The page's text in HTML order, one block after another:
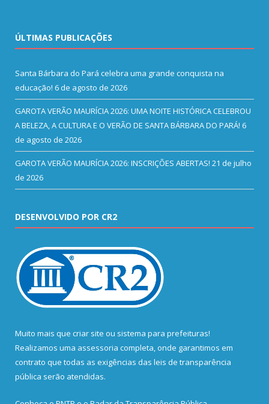
ÚLTIMAS PUBLICAÇÕES
Santa Bárbara do Pará celebra uma grande conquista na
educação! 6 de agosto de 2026
GAROTA VERÃO MAURÍCIA 2026: UMA NOITE HISTÓRICA CELEBROU
A BELEZA, A CULTURA E O VERÃO DE SANTA BÁRBARA DO PARÁ! 6
de agosto de 2026
GAROTA VERÃO MAURÍCIA 2026: INSCRIÇÕES ABERTAS! 21 de julho
de 2026
DESENVOLVIDO POR CR2
Muito mais que criar site ou sistema para prefeituras!
Realizamos uma assessoria completa, onde garantimos em
contrato que todas as exigências das leis de transparência
pública serão atendidas.